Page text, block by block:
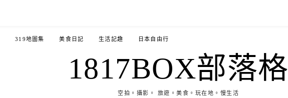
319地圖集 美食日記 生活記趣 日本自由行
1817BOX部落格
空拍。攝影。 旅遊。美食。玩在地。慢生活